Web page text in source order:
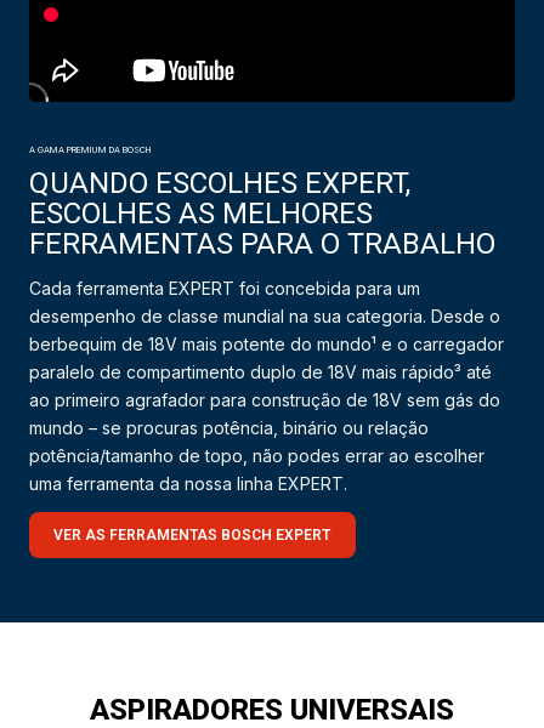
A GAMA PREMIUM DA BOSCH
QUANDO ESCOLHES EXPERT,
ESCOLHES AS MELHORES
FERRAMENTAS PARA O TRABALHO
Cada ferramenta EXPERT foi concebida para um
desempenho de classe mundial na sua categoria. Desde o
berbequim de 18V mais potente do mundo¹ e o carregador
paralelo de compartimento duplo de 18V mais rápido³ até
ao primeiro agrafador para construção de 18V sem gás do
mundo – se procuras potência, binário ou relação
potência/tamanho de topo, não podes errar ao escolher
uma ferramenta da nossa linha EXPERT.
VER AS FERRAMENTAS BOSCH EXPERT
ASPIRADORES UNIVERSAIS